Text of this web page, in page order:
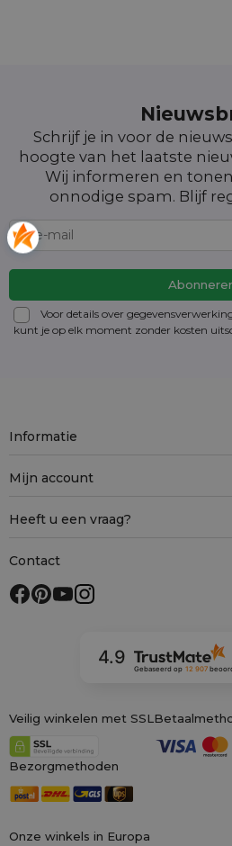
Schrijf je in voor de
hoogte van het laatste
Wij informeren en
onnodige spam. Blijf
Voor details over
kunt je op elk moment zonder kosten
Onze winkels in Europa
Informatie
Mijn account
Heeft u een vraag?
Contact
4.9
Gebaseerd op 12 907
Veilig winkelen met SSL
Bezorgmethoden